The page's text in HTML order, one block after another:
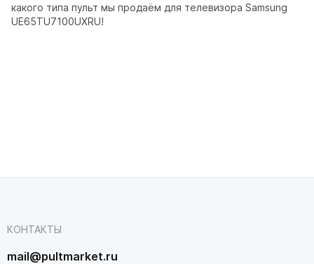
какого типа пульт мы продаём для телевизора Samsung
UE65TU7100UXRU!
КОНТАКТЫ
mail@pultmarket.ru